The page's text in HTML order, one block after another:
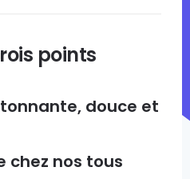
points
douce et
chez nos tous